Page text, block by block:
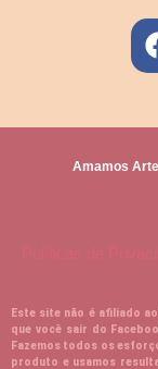
Amamos
Este site não é afiliado
que você sair do
Fazemos todos os
produto e usamos